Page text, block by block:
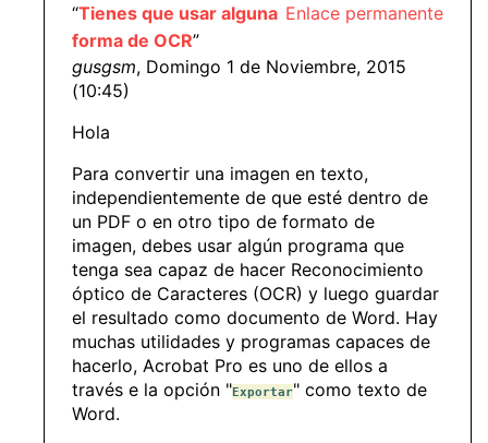
Enlace permanente
“Tienes que usar alguna
forma de OCR”
gusgsm, Domingo 1 de Noviembre, 2015
(10:45)
Hola
Para convertir una imagen en texto,
independientemente de que esté dentro de
un PDF o en otro tipo de formato de
imagen, debes usar algún programa que
tenga sea capaz de hacer Reconocimiento
óptico de Caracteres (OCR) y luego guardar
el resultado como documento de Word. Hay
muchas utilidades y programas capaces de
hacerlo, Acrobat Pro es uno de ellos a
través e la opción "Exportar" como texto de
Word.